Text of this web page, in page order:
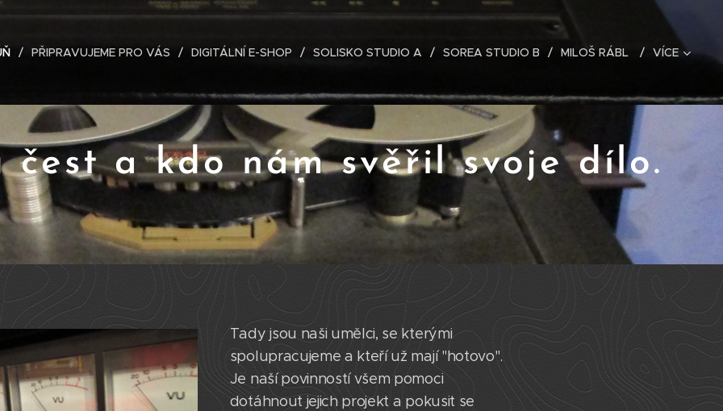
PŘIPRAVUJEME PRO VÁS DIGITÁLNÍ E-SHOP SOLISKO STUDIO A SOREA STUDIO B MILOŠ RÁBL VÍCE
čest a kdo nám svěřil svoje dílo.
Tady jsou naši umělci, se kterými
spolupracujeme a kteří už mají "hotovo".
Je naší povinností všem pomoci
dotáhnout jejich projekt a pokusit se